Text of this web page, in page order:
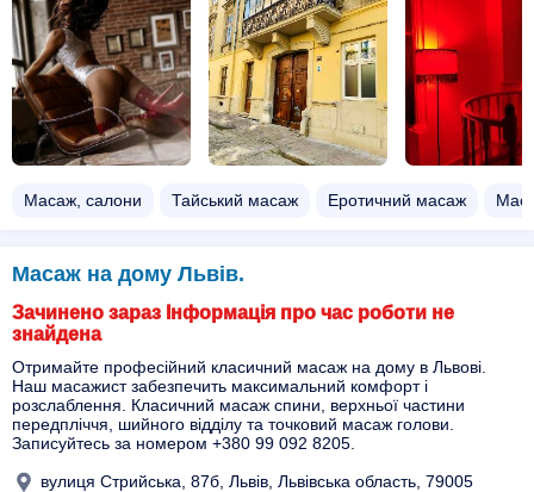
Масаж, салони Тайський масаж Еротичний масаж
Масаж на дому Львів.
Зачинено зараз Інформація про час роботи не
знайдена
Отримайте професійний класичний масаж на дому в Львові.
Наш масажист забезпечить максимальний комфорт і
розслаблення. Класичний масаж спини, верхньої частини
передпліччя, шийного відділу та точковий масаж голови.
Записуйтесь за номером +380 99 092 8205.
вулиця Стрийська, 87б, Львів, Львівська область, 79005